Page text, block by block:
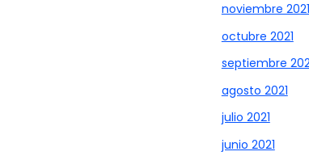
noviembre 2021
octubre 2021
septiembre
agosto 2021
julio 2021
junio 2021